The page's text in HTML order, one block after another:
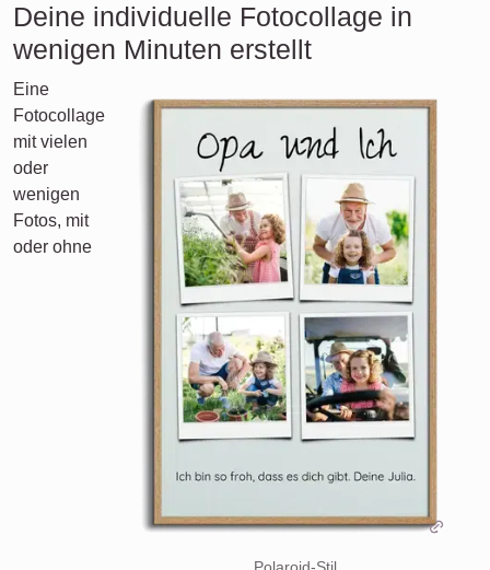
Deine individuelle Fotocollage in
wenigen Minuten erstellt
Eine
Fotocollage
mit vielen
oder
wenigen
Fotos, mit
oder ohne